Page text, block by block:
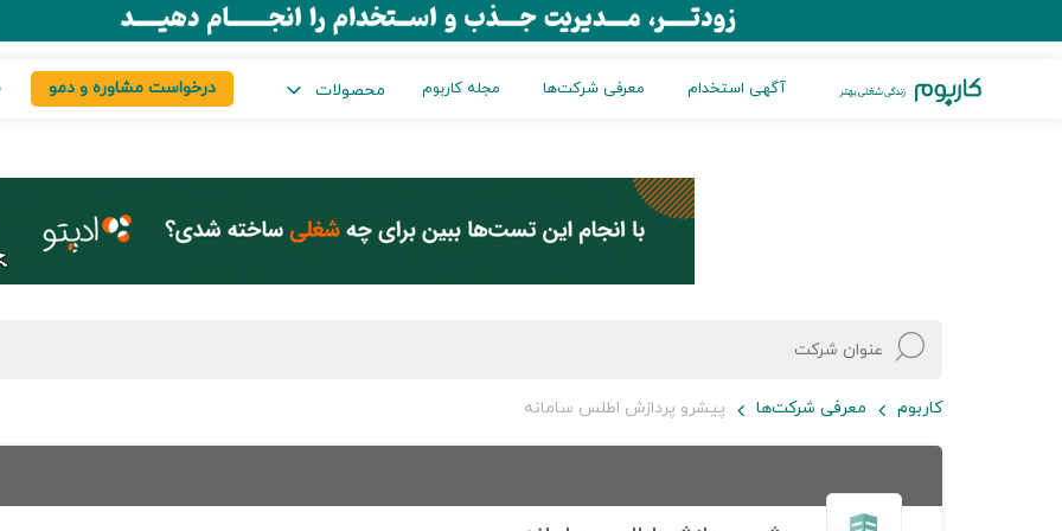
آگهی استخدام معرفی شرکت‌ها مجله کاربوم محصولات درخواست مشاوره و دمو
کاربوم معرفی شرکت‌ها پیشرو پردازش اطلس سامانه